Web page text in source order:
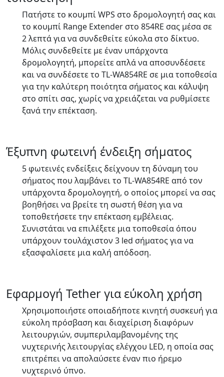
Πατήστε το κουμπί WPS στο δρομολογητή σας και
το κουμπί Range Extender στο 854RE σας μέσα σε
2 λεπτά για να συνδεθείτε εύκολα στο δίκτυο.
Μόλις συνδεθείτε με έναν υπάρχοντα
δρομολογητή, μπορείτε απλά να αποσυνδέσετε
και να συνδέσετε το TL-WA854RE σε μια τοποθεσία
για την καλύτερη ποιότητα σήματος και κάλυψη
στο σπίτι σας, χωρίς να χρειάζεται να ρυθμίσετε
ξανά την επέκταση.
Έξυπνη φωτεινή ένδειξη σήματος
5 φωτεινές ενδείξεις δείχνουν τη δύναμη του
σήματος που λαμβάνει το TL-WA854RE από τον
υπάρχοντα δρομολογητή, ο οποίος μπορεί να σας
βοηθήσει να βρείτε τη σωστή θέση για να
τοποθετήσετε την επέκταση εμβέλειας.
Συνιστάται να επιλέξετε μια τοποθεσία όπου
υπάρχουν τουλάχιστον 3 led σήματος για να
εξασφαλίσετε μια καλή απόδοση.
Εφαρμογή Tether για εύκολη χρήση
Χρησιμοποιήστε οποιαδήποτε κινητή συσκευή για
εύκολη πρόσβαση και διαχείριση διαφόρων
λειτουργιών, συμπεριλαμβανομένης της
νυχτερινής λειτουργίας ελέγχου LED, η οποία σας
επιτρέπει να απολαύσετε έναν πιο ήρεμο
νυχτερινό ύπνο.